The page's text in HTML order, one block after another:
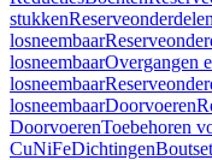
stukken
losneembaar
losneembaarOvergangen
losneembaar
losneembaarDoorvoeren
DoorvoerenToebehoren
CuNiFeDichtingen